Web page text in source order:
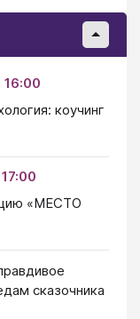
16:00
коучинг
«МЕСТО
сказочника